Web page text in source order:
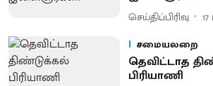
செய்திப்பிரிவு
சமையலறை
தெவிட்டாத
பிரியாணி